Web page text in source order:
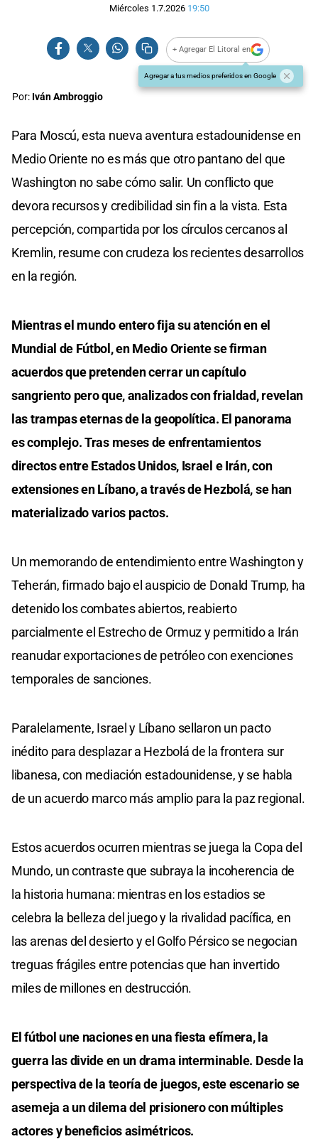
Miércoles 1.7.2026 19:50
+ Agregar El Litoral en
Agregar a tus medios preferidos en Google
Por: Iván Ambroggio
Para Moscú, esta nueva aventura estadounidense en
Medio Oriente no es más que otro pantano del que
Washington no sabe cómo salir. Un conflicto que
devora recursos y credibilidad sin fin a la vista. Esta
percepción, compartida por los círculos cercanos al
Kremlin, resume con crudeza los recientes desarrollos
en la región.
Mientras el mundo entero fija su atención en el
Mundial de Fútbol, en Medio Oriente se firman
acuerdos que pretenden cerrar un capítulo
sangriento pero que, analizados con frialdad, revelan
las trampas eternas de la geopolítica. El panorama
es complejo. Tras meses de enfrentamientos
directos entre Estados Unidos, Israel e Irán, con
extensiones en Líbano, a través de Hezbolá, se han
materializado varios pactos.
Un memorando de entendimiento entre Washington y
Teherán, firmado bajo el auspicio de Donald Trump, ha
detenido los combates abiertos, reabierto
parcialmente el Estrecho de Ormuz y permitido a Irán
reanudar exportaciones de petróleo con exenciones
temporales de sanciones.
Paralelamente, Israel y Líbano sellaron un pacto
inédito para desplazar a Hezbolá de la frontera sur
libanesa, con mediación estadounidense, y se habla
de un acuerdo marco más amplio para la paz regional.
Estos acuerdos ocurren mientras se juega la Copa del
Mundo, un contraste que subraya la incoherencia de
la historia humana: mientras en los estadios se
celebra la belleza del juego y la rivalidad pacífica, en
las arenas del desierto y el Golfo Pérsico se negocian
treguas frágiles entre potencias que han invertido
miles de millones en destrucción.
El fútbol une naciones en una fiesta efímera, la
guerra las divide en un drama interminable. Desde la
perspectiva de la teoría de juegos, este escenario se
asemeja a un dilema del prisionero con múltiples
actores y beneficios asimétricos.